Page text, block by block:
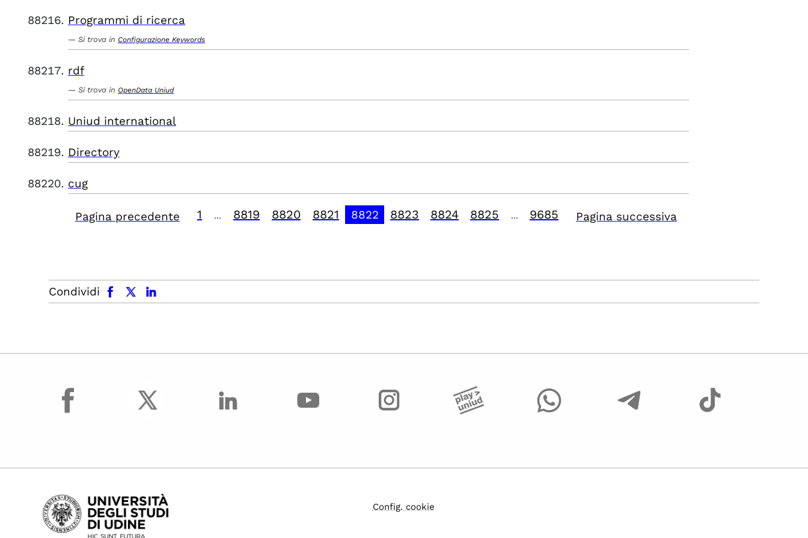
Programmi di ricerca
Si trova in Configurazione Keywords
rdf
Si trova in OpenData Uniud
Uniud international
Directory
cug
Pagina precedente 1 8819 8820 8821 8822 8823 8824 8825 9685 Pagina successiva
Condividi
facebook x.com linkedin
facebook
Config. cookie